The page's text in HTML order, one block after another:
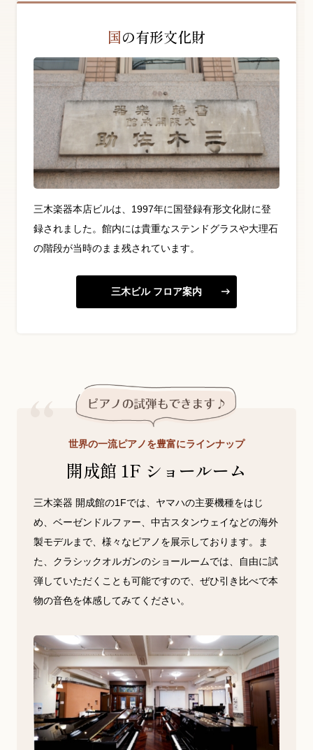
国の有形文化財
三木楽器本店ビルは、1997年に国登録有形文化財に登
録されました。館内には貴重なステンドグラスや大理石
の階段が当時のまま残されています。
三木ビル フロア案内
世界の一流ピアノを豊富にラインナップ
開成館 1F ショールーム
三木楽器 開成館の1Fでは、ヤマハの主要機種をはじ
め、ベーゼンドルファー、中古スタンウェイなどの海外
製モデルまで、様々なピアノを展示しております。ま
た、クラシックオルガンのショールームでは、自由に試
弾していただくことも可能ですので、ぜひ引き比べで本
物の音色を体感してみてください。